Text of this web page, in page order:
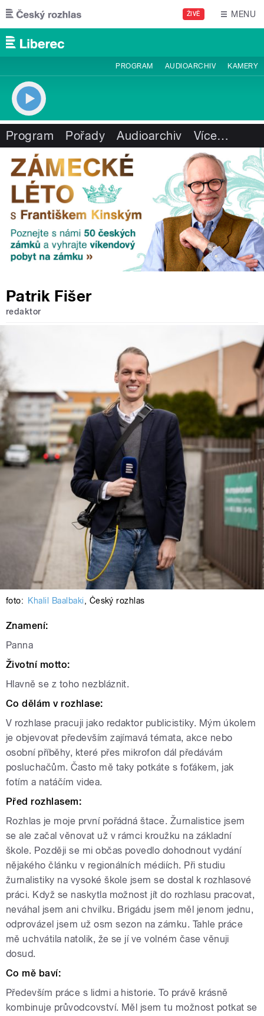
Přejít k hlavnímu obsahu
ŽIVĚ MENU
PROGRAM AUDIOARCHIV KAMERY
Program Pořady Audioarchiv Více…
Patrik Fišer
redaktor
foto: Khalil Baalbaki, Český rozhlas
Znamení:
Panna
Životní motto:
Hlavně se z toho nezbláznit.
Co dělám v rozhlase:
V rozhlase pracuji jako redaktor publicistiky. Mým úkolem
je objevovat především zajímavá témata, akce nebo
osobní příběhy, které přes mikrofon dál předávám
posluchačům. Často mě taky potkáte s foťákem, jak
fotím a natáčím videa.
Před rozhlasem:
Rozhlas je moje první pořádná štace. Žurnalistice jsem
se ale začal věnovat už v rámci kroužku na základní
škole. Později se mi občas povedlo dohodnout vydání
nějakého článku v regionálních médiích. Při studiu
žurnalistiky na vysoké škole jsem se dostal k rozhlasové
práci. Když se naskytla možnost jít do rozhlasu pracovat,
neváhal jsem ani chvilku. Brigádu jsem měl jenom jednu,
odprovázel jsem už osm sezon na zámku. Tahle práce
mě uchvátila natolik, že se jí ve volném čase věnuji
dosud.
Co mě baví:
Především práce s lidmi a historie. To právě krásně
kombinuje průvodcovství. Měl jsem tu možnost potkat se